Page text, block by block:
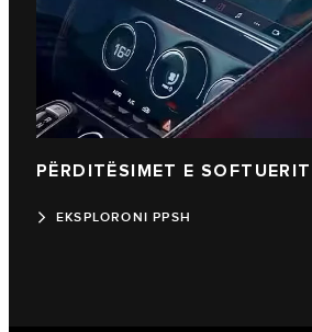
PËRDITËSIMET E SOFTUERIT
EKSPLORONI PPSH